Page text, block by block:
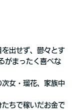
出せず、鬱々とす
がまったく喜べな
女・瑠花、家族中
ちで稼いだお金で